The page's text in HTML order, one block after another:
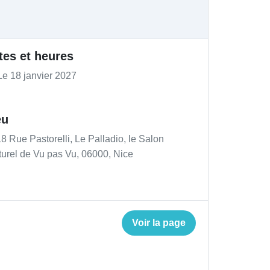
et heures
18 janvier 2027
Rue Pastorelli, Le Palladio, le Salon
de Vu pas Vu, 06000, Nice
Voir la page